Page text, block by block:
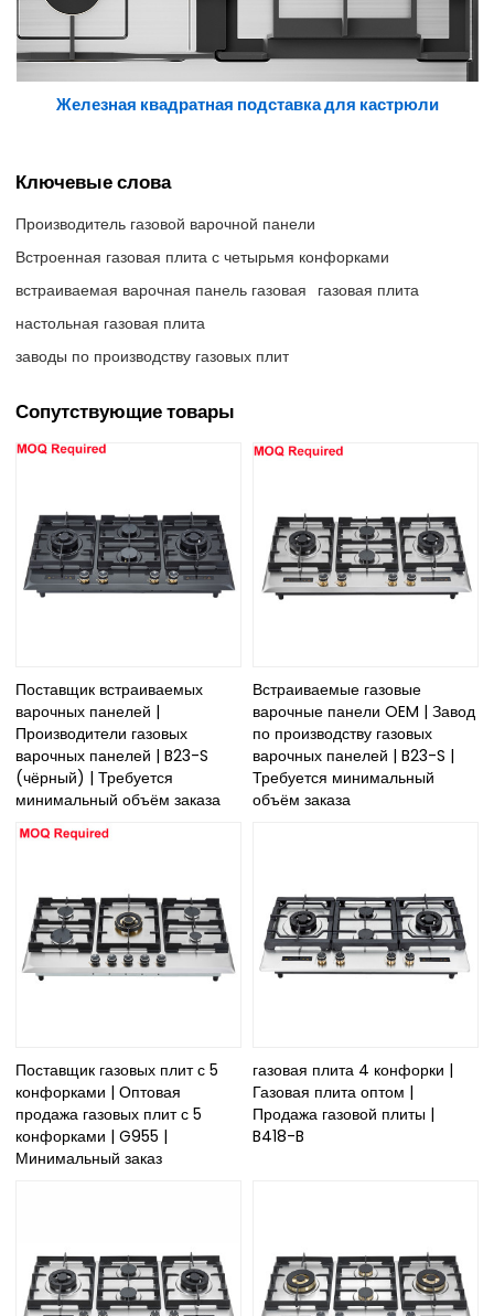
Железная квадратная подставка для кастрюли
Ключевые слова
Производитель газовой варочной панели
Встроенная газовая плита с четырьмя конфорками
встраиваемая варочная панель газовая газовая плита
настольная газовая плита
заводы по производству газовых плит
Сопутствующие товары
Поставщик встраиваемых
варочных панелей |
Производители газовых
варочных панелей | B23-S
(чёрный) | Требуется
минимальный объём заказа
Встраиваемые газовые
варочные панели OEM | Завод
по производству газовых
варочных панелей | B23-S |
Требуется минимальный
объём заказа
Поставщик газовых плит с 5
конфорками | Оптовая
продажа газовых плит с 5
конфорками | G955 |
Минимальный заказ
газовая плита 4 конфорки |
Газовая плита оптом |
Продажа газовой плиты |
B418-B